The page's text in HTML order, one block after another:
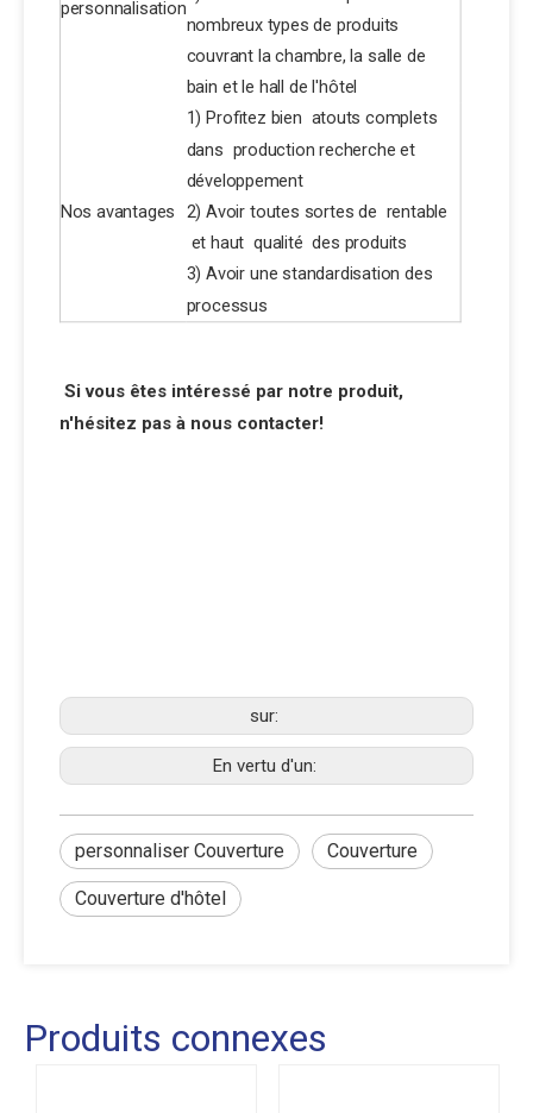
personnalisation
nombreux types de produits
couvrant la chambre, la salle de
bain et le hall de l'hôtel
Nos avantages
1) Profitez bien atouts complets
dans production recherche et
développement
2) Avoir toutes sortes de rentable
et haut qualité des produits
3) Avoir une standardisation des
processus
Si vous êtes intéressé par notre produit,
n'hésitez pas à nous contacter!
sur:
En vertu d'un:
personnaliser Couverture Couverture
Couverture d'hôtel
Produits connexes